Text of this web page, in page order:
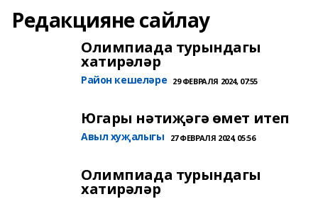
Редакцияне сайлау
Олимпиада турындагы
хатирәләр
Район кешеләре 29 ФЕВРАЛЯ 2024, 07:55
Югары нәтиҗәгә өмет итеп
Авыл хуҗалыгы 27 ФЕВРАЛЯ 2024, 05:56
Олимпиада турындагы
хатирәләр